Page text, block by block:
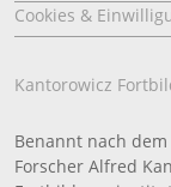
Cookies &
Kantorowicz
Benannt nach
Forscher Alfred